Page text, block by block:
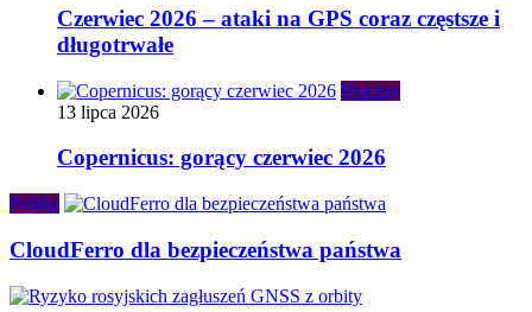
Czerwiec 2026 – ataki na GPS coraz częstsze i
długotrwałe
Procesy
13 lipca 2026
Copernicus: gorący czerwiec 2026
Polska
CloudFerro dla bezpieczeństwa państwa